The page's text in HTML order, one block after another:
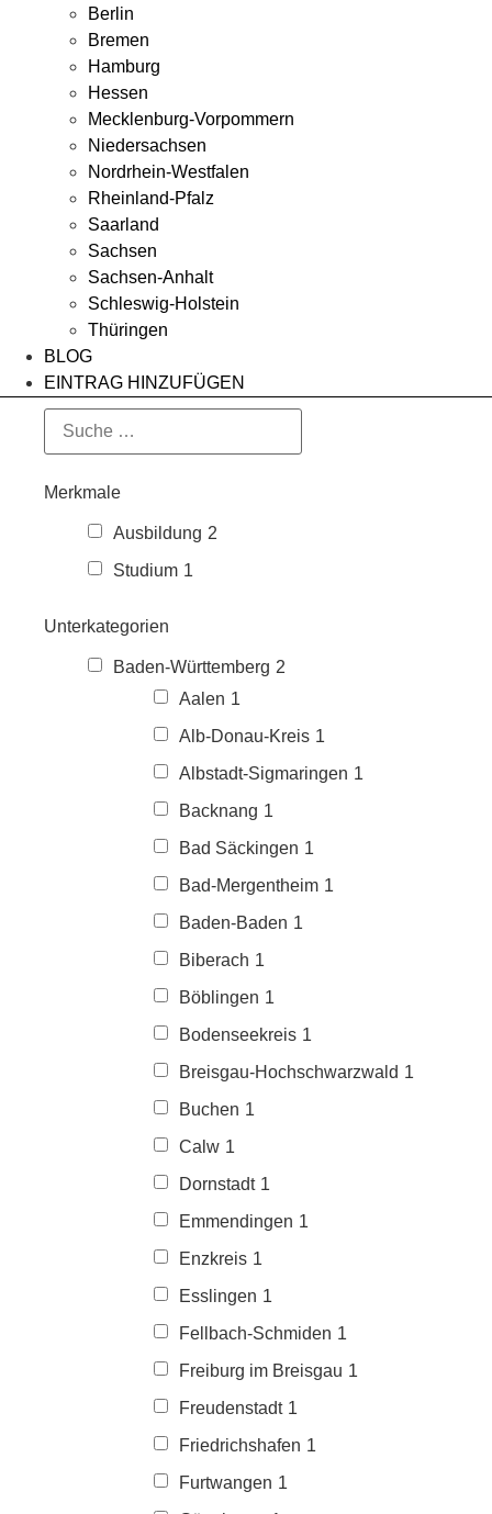
Berlin
Bremen
Hamburg
Hessen
Mecklenburg-Vorpommern
Niedersachsen
Nordrhein-Westfalen
Rheinland-Pfalz
Saarland
Sachsen
Sachsen-Anhalt
Schleswig-Holstein
Thüringen
BLOG
EINTRAG HINZUFÜGEN
Merkmale
Ausbildung 2
Studium 1
Unterkategorien
Baden-Württemberg 2
Aalen 1
Alb-Donau-Kreis 1
Albstadt-Sigmaringen 1
Backnang 1
Bad Säckingen 1
Bad-Mergentheim 1
Baden-Baden 1
Biberach 1
Böblingen 1
Bodenseekreis 1
Breisgau-Hochschwarzwald 1
Buchen 1
Calw 1
Dornstadt 1
Emmendingen 1
Enzkreis 1
Esslingen 1
Fellbach-Schmiden 1
Freiburg im Breisgau 1
Freudenstadt 1
Friedrichshafen 1
Furtwangen 1